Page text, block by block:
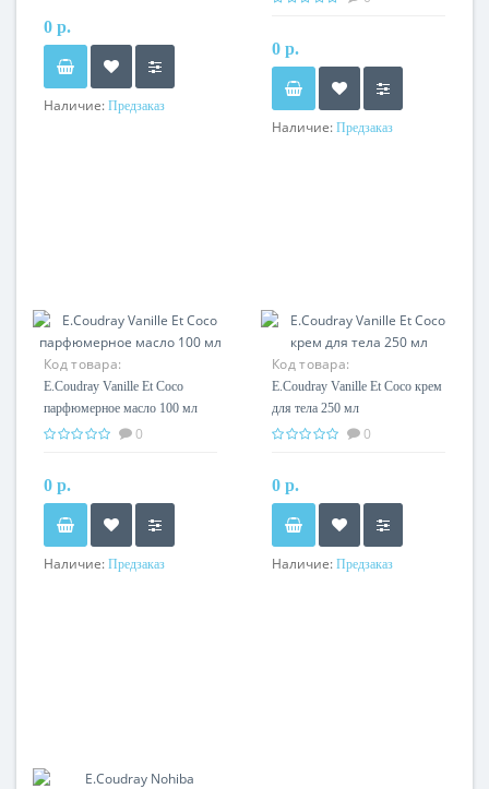
0 р.
Наличие: Предзаказ
0 р.
Наличие: Предзаказ
Код товара:
E.Coudray Vanille Et Coco
парфюмерное масло 100 мл
0
0 р.
Наличие: Предзаказ
Код товара:
E.Coudray Vanille Et Coco крем
для тела 250 мл
0
0 р.
Наличие: Предзаказ